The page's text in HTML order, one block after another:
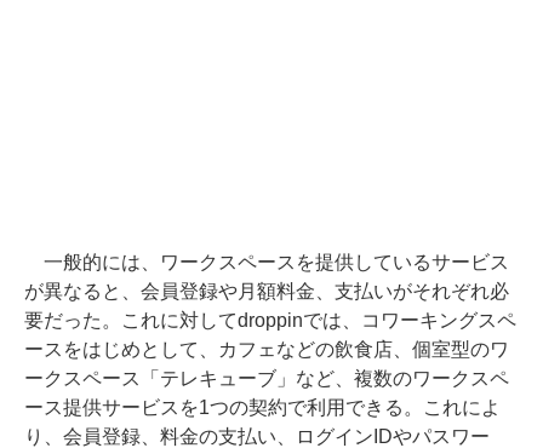
一般的には、ワークスペースを提供しているサービス
が異なると、会員登録や月額料金、支払いがそれぞれ必
要だった。これに対してdroppinでは、コワーキングスペ
ースをはじめとして、カフェなどの飲食店、個室型のワ
ークスペース「テレキューブ」など、複数のワークスペ
ース提供サービスを1つの契約で利用できる。これによ
り、会員登録、料金の支払い、ログインIDやパスワー